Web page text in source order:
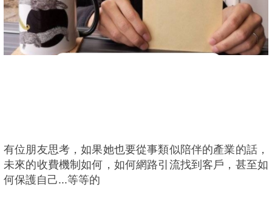
有位朋友思考，如果她也要從事類似陪伴的產業的話，
未來的收費機制如何，如何網路引流找到客戶，甚至如
何保護自己...等等的